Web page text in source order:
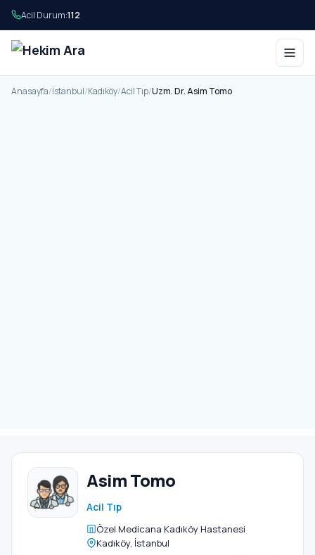
Acil Durum:112
Anasayfa/İstanbul/Kadıköy/Acil Tıp/Uzm. Dr. Asim Tomo
Asim Tomo
Acil Tıp
Özel Medicana Kadıköy Hastanesi
Kadıköy, İstanbul